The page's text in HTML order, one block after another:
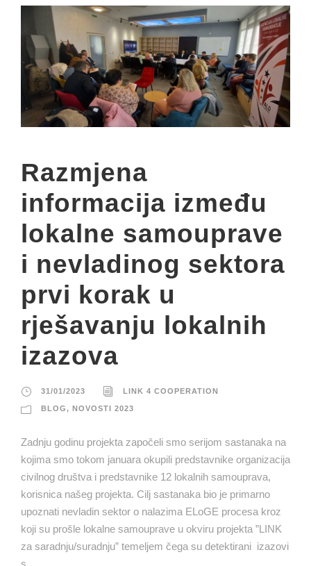
Razmjena
informacija između
lokalne samouprave
i nevladinog sektora
prvi korak u
rješavanju lokalnih
izazova
31/01/2023 LINK 4 COOPERATION
BLOG, NOVOSTI 2023
Zadnju godinu projekta započeli smo serijom sastanaka na
kojima smo tokom januara okupili predstavnike organizacija
civilnog društva i predstavnike 12 lokalnih samouprava,
korisnica našeg projekta. Cilj sastanaka bio je primarno
upoznati nevladin sektor o nalazima ELoGE procesa kroz
koji su prošle lokalne samouprave u okviru projekta ”LINK
za saradnju/suradnju” temeljem čega su detektirani izazovi
s...